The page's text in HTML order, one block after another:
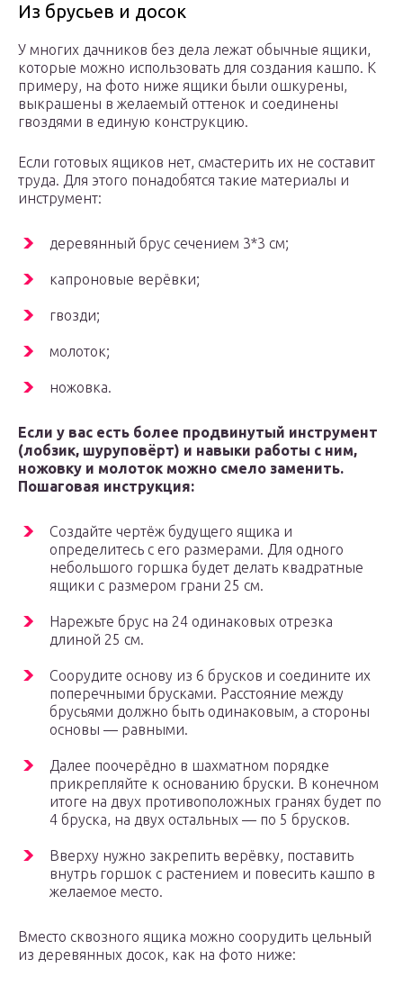
Из брусьев и досок
У многих дачников без дела лежат обычные ящики,
которые можно использовать для создания кашпо. К
примеру, на фото ниже ящики были ошкурены,
выкрашены в желаемый оттенок и соединены
гвоздями в единую конструкцию.
Если готовых ящиков нет, смастерить их не составит
труда. Для этого понадобятся такие материалы и
инструмент:
деревянный брус сечением 3*3 см;
капроновые верёвки;
гвозди;
молоток;
ножовка.
Если у вас есть более продвинутый инструмент
(лобзик, шуруповёрт) и навыки работы с ним,
ножовку и молоток можно смело заменить.
Пошаговая инструкция:
Создайте чертёж будущего ящика и
определитесь с его размерами. Для одного
небольшого горшка будет делать квадратные
ящики с размером грани 25 см.
Нарежьте брус на 24 одинаковых отрезка
длиной 25 см.
Соорудите основу из 6 брусков и соедините их
поперечными брусками. Расстояние между
брусьями должно быть одинаковым, а стороны
основы — равными.
Далее поочерёдно в шахматном порядке
прикрепляйте к основанию бруски. В конечном
итоге на двух противоположных гранях будет по
4 бруска, на двух остальных — по 5 брусков.
Вверху нужно закрепить верёвку, поставить
внутрь горшок с растением и повесить кашпо в
желаемое место.
Вместо сквозного ящика можно соорудить цельный
из деревянных досок, как на фото ниже: